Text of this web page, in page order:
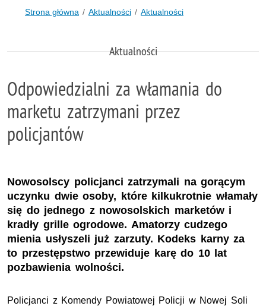
Strona główna Aktualności Aktualności
Aktualności
Odpowiedzialni za włamania do
marketu zatrzymani przez
policjantów
Nowosolscy policjanci zatrzymali na gorącym
uczynku dwie osoby, które kilkukrotnie włamały
się do jednego z nowosolskich marketów i
kradły grille ogrodowe. Amatorzy cudzego
mienia usłyszeli już zarzuty. Kodeks karny za
to przestępstwo przewiduje karę do 10 lat
pozbawienia wolności.
Policjanci z Komendy Powiatowej Policji w Nowej Soli